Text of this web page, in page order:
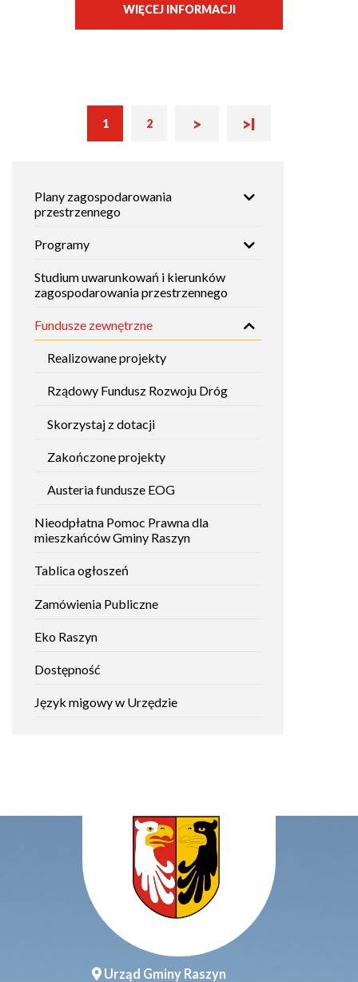
nawigacja
Plany zagospodarowania
przestrzennego
Programy
Studium uwarunkowań i kierunków
zagospodarowania przestrzennego
Fundusze zewnętrzne
Realizowane projekty
Rządowy Fundusz Rozwoju Dróg
Skorzystaj z dotacji
Zakończone projekty
Austeria fundusze EOG
Nieodpłatna Pomoc Prawna dla
mieszkańców Gminy Raszyn
Tablica ogłoszeń
Will
in
window
Zamówienia Publiczne
Eko Raszyn
Dostępność
Język migowy w Urzędzie
WIĘCEJ INFORMACJI
Stronicowanie
Bieżąca
1 Strona
2
Następna
>
Ostatnia
>I
Urząd Gminy Raszyn